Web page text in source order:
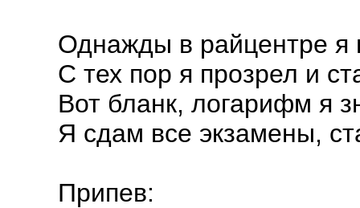
Однажды в райцентре я
С тех пор я прозрел и
Вот бланк, логарифм я
Я сдам все экзамены,
Припев: